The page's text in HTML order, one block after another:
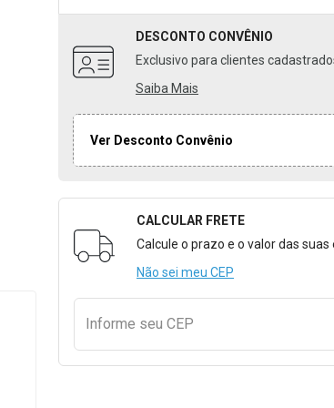
DESCONTO CONVÊNIO
Exclusivo para clientes
Saiba Mais
Ver Desconto Convênio
Formulário para Calcular o
CALCULAR FRETE
Calcule o prazo e o valor das suas
Não sei meu CEP
Informe seu CEP